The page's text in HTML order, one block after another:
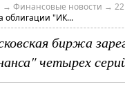
→ Финансовые новости →
облигации "ИК...
биржа
четырех